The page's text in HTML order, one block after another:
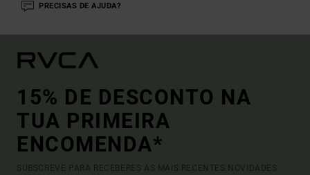
PRECISAS DE AJUDA?
15% DE DESCONTO NA
TUA PRIMEIRA
ENCOMENDA*
SUBSCREVE PARA RECEBERES AS MAIS RECENTES NOVIDADES